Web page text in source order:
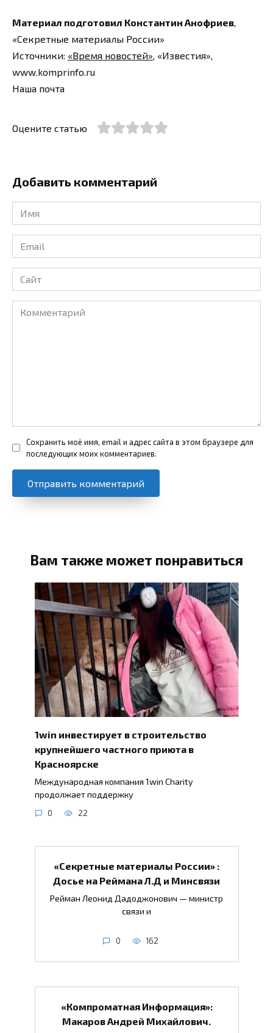
Материал подготовил Константин Анофриев
«Секретные материалы России»
Источники: «Время новостей» , «Известия»,
www.komprinfo.ru
Наша почта
Оцените статью
Добавить комментарий
Имя
*
Email
*
Сайт
Комментарий
Сохранить моё имя, email и адрес сайта в этом браузере для
последующих моих комментариев.
Вам также может понравиться
1win инвестирует в строительство
крупнейшего частного приюта в
Красноярске
Международная компания 1win Charity
продолжает поддержку
0 22
«Секретные материалы России» :
Досье на Реймана Л.Д и Минсвязи
Рейман Леонид Дадоджонович — министр
связи и
0 162
«Компроматная Информация»:
Макаров Андрей Михайлович.